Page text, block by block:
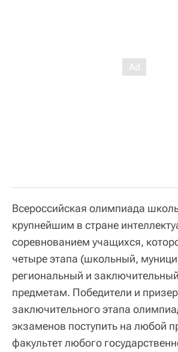
Всероссийская олимпиада
крупнейшим в стране
соревнованием учащихся,
четыре этапа (школьный,
региональный и
предметам. Победители и
заключительного этапа
экзаменов поступить на любой
факультет любого